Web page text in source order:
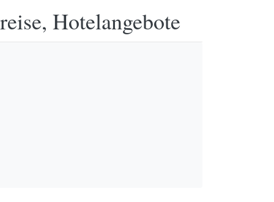
Hotelangebote